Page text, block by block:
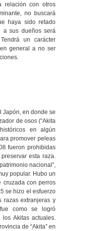
relación con otros
no buscará
haya sido retado
a sus dueños será
un carácter
general a no ser
Japón, en donde se
de osos (“Akita
en algún
promover peleas
fueron prohibidas
esta raza.
nacional”,
popular. Hubo un
cruzada con perros
se hizo el esfuerzo
razas extranjeras y
como se logró
Akitas actuales.
de “Akita” en